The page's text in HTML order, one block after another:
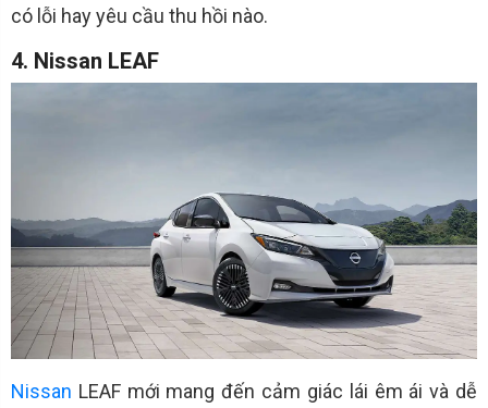
có lỗi hay yêu cầu thu hồi nào.
4. Nissan LEAF
Nissan LEAF mới mang đến cảm giác lái êm ái và dễ